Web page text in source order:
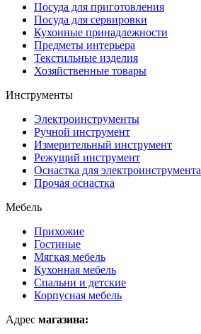
Посуда для приготовления
Посуда для сервировки
Кухонные принадлежности
Предметы интерьера
Текстильные изделия
Хозяйственные товары
Инструменты
Электроинструменты
Ручной инструмент
Измерительный инструмент
Режущий инструмент
Оснастка для электроинструмента
Прочая оснастка
Мебель
Прихожие
Гостиные
Мягкая мебель
Кухонная мебель
Спальни и детские
Корпусная мебель
Адрес магазина: